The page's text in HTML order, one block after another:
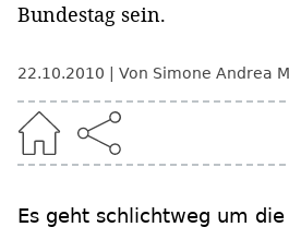
Bundestag sein.
22.10.2010 Von Simone Andrea
Es geht schlichtweg um